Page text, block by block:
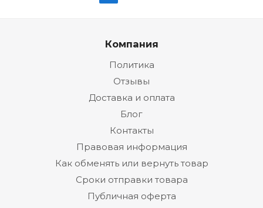
Компания
Политика
Отзывы
Доставка и оплата
Блог
Контакты
Правовая информация
Как обменять или вернуть товар
Сроки отправки товара
Публичная оферта